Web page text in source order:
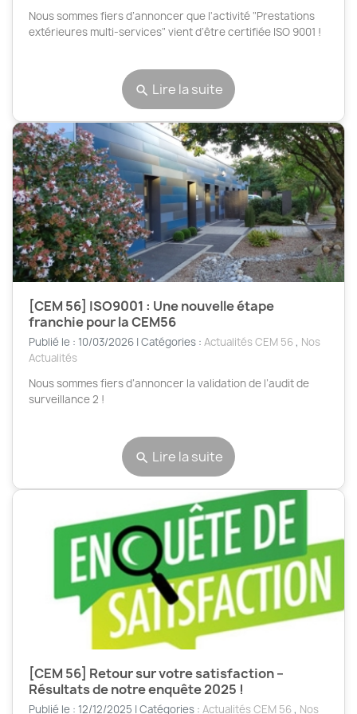
Nous sommes fiers d’annoncer que l'activité "Prestations
extérieures multi-services" vient d’être certifiée ISO 9001 !
search Lire la suite
[CEM 56] ISO9001 : Une nouvelle étape
franchie pour la CEM56
Publié le : 10/03/2026 | Catégories : Actualités CEM 56, Nos
Actualités
Nous sommes fiers d’annoncer la validation de l’audit de
surveillance 2 !
search Lire la suite
[CEM 56] Retour sur votre satisfaction –
Résultats de notre enquête 2025 !
Publié le : 12/12/2025 | Catégories : Actualités CEM 56, Nos